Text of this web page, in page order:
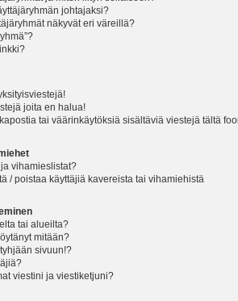
johtajaksi?
näkyvät eri väreillä?
joita en halua!
tai väärinkäytöksiä sisältäviä viestejä tältä
vihamieslistat?
/ poistaa käyttäjiä kavereista tai vihamiehistä
tai alueilta?
mitään?
sivuun!?
viestini ja viestiketjuni?